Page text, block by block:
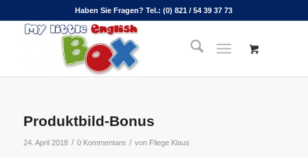
Haben Sie Fragen? Tel.: (0) 821 / 54 39 37 73
Produktbild-Bonus
24. April 2018 / 0 Kommentare / von Fliege Klaus